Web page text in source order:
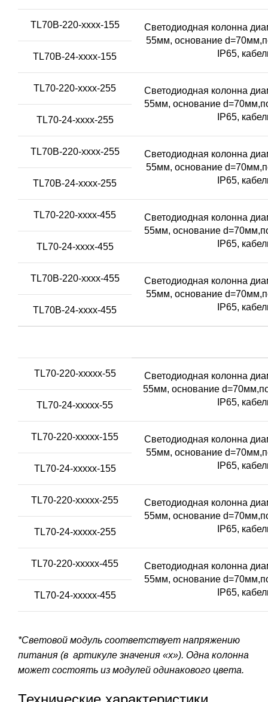
TL70B-220-xxxx-155
Светодиодная колонна
55мм, основание
IP65,
TL70B-24-xxxx-155
TL70-220-xxxx-255
Светодиодная колонна
55мм, основание
IP65,
TL70-24-xxxx-255
TL70B-220-xxxx-255
Светодиодная колонна
55мм, основание
IP65,
TL70B-24-xxxx-255
TL70-220-xxxx-455
Светодиодная колонна
55мм, основание
IP65,
TL70-24-xxxx-455
TL70B-220-xxxx-455
Светодиодная колонна
55мм, основание
IP65,
TL70B-24-xxxx-455
TL70-220-xxxxx-55
Светодиодная колонна
55мм, основание
IP65,
TL70-24-xxxxx-55
TL70-220-xxxxx-155
Светодиодная колонна
55мм, основание
IP65,
TL70-24-xxxxx-155
TL70-220-xxxxx-255
Светодиодная колонна
55мм, основание
IP65,
TL70-24-xxxxx-255
TL70-220-xxxxx-455
Светодиодная колонна
55мм, основание
IP65,
TL70-24-xxxxx-455
*Световой модуль соответствует напряжению
питания (в артикуле значения «х»). Одна колонна
может состоять из модулей одинакового цвета.